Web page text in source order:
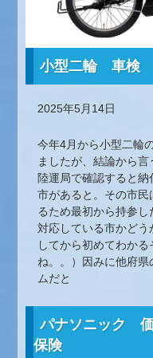
小型二輪 車検
2025年5月14日
今年4月から小型二輪
ましたが、結論から言
陸運局で確認すると
市があると。その市
るため最初から持参
対応している市かど
してから初めてわか
ね。。）因みに他府
ムだと
パナソニック
保険